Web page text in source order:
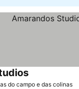
do campo e das colinas